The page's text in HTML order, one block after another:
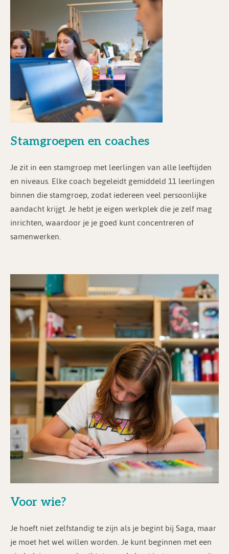
Stamgroepen en coaches
Je zit in een stamgroep met leerlingen van alle leeftijden
en niveaus. Elke coach begeleidt gemiddeld 11 leerlingen
binnen die stamgroep, zodat iedereen veel persoonlijke
aandacht krijgt. Je hebt je eigen werkplek die je zelf mag
inrichten, waardoor je je goed kunt concentreren of
samenwerken.
Voor wie?
Je hoeft niet zelfstandig te zijn als je begint bij Saga, maar
je moet het wel willen worden. Je kunt beginnen met een